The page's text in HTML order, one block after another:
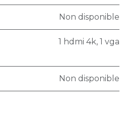
Non disponible
1 hdmi 4k, 1 vga
Non disponible